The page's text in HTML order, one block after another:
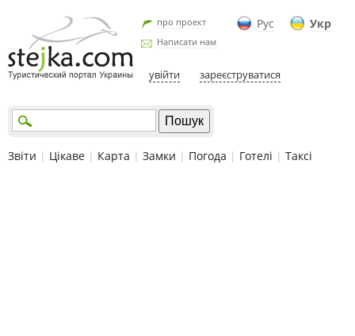
Рус Укр
про проект
Написати нам
увійти зареєструватися
Звіти | Цікаве | Карта | Замки | Погода | Готелі | Таксі